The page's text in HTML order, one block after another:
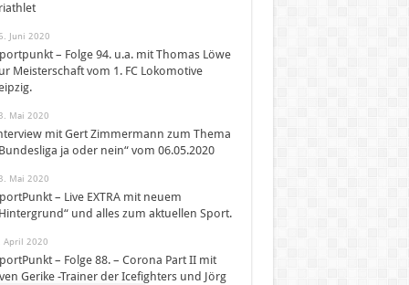
Juni 2020
– Folge 94. u.a. mit Thomas Löwe
Meisterschaft vom 1. FC Lokomotive
Mai 2020
mit Gert Zimmermann zum Thema
ja oder nein“ vom 06.05.2020
Mai 2020
– Live EXTRA mit neuem
und alles zum aktuellen Sport.
April 2020
– Folge 88. – Corona Part II mit
Gerike -Trainer der Icefighters und Jörg